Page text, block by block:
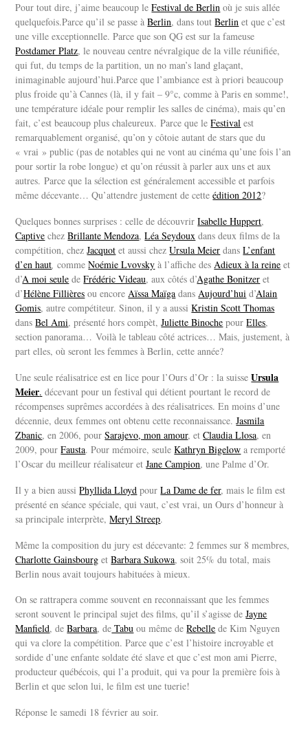
Pour tout dire, j’aime beaucoup leFestival de Berlin où je suis allée
quelquefois.Parce qu’il se passe àBerlin, dans toutBerlin et que c’est
une ville exceptionnelle. Parce que son QG est sur la fameuse
Postdamer Platz, le nouveau centre névralgique de la ville réunifiée,
qui fut, du temps de la partition, un no man’s land glaçant,
inimaginable aujourd’hui.Parce que l’ambiance est à priori beaucoup
plus froide qu’à Cannes (là, il y fait – 9°c, comme à Paris en somme!,
une température idéale pour remplir les salles de cinéma), mais qu’en
fait, c’est beaucoup plus chaleureux. Parce que leFestival est
remarquablement organisé, qu’on y côtoie autant de stars que du
« vrai » public (pas de notables qui ne vont au cinéma qu’une fois l’an
pour sortir la robe longue) et qu’on réussit à parler aux uns et aux
autres. Parce que la sélection est généralement accessible et parfois
même décevante… Qu’attendre justement de cetteédition 2012?
Quelques bonnes surprises : celle de découvrirIsabelle Huppert,
Captive chezBrillante Mendoza,Léa Seydoux dans deux films de la
compétition, chezJacquot et aussi chezUrsula Meier dansL’enfant
d’en haut,commeNoémie Lvovsky à l’affiche desAdieux à la reine et
d’A moi seule deFrédéric Videau, aux côtés d’Agathe Bonitzer et
d’Hélène Fillières ou encoreAïssa Maïga dansAujourd’hui d’Alain
Gomis, autre compétiteur. Sinon, il y a aussiKristin Scott Thomas
dansBel Ami, présenté hors compèt,Juliette Binoche pourElles,
section panorama… Voilà le tableau côté actrices… Mais, justement, à
part elles, où seront les femmes à Berlin, cette année?
Une seule réalisatrice est en lice pour l’Ours d’Or : la suisseUrsula
Meier. décevant pour un festival qui détient pourtant le record de
récompenses suprêmes accordées à des réalisatrices. En moins d’une
décennie, deux femmes ont obtenu cette reconnaissance.Jasmila
Zbanic, en 2006, pourSarajevo, mon amour, etClaudia Llosa, en
2009, pourFausta. Pour mémoire, seuleKathryn Bigelow a remporté
l’Oscar du meilleur réalisateur etJane Campion, une Palme d’Or.
Il y a bien aussiPhyllida Lloyd pourLa Dame de fer, mais le film est
présenté en séance spéciale, qui vaut, c’est vrai, un Ours d’honneur à
sa principale interprète,Meryl Streep.
Même la composition du jury est décevante: 2 femmes sur 8 membres,
Charlotte Gainsbourg etBarbara Sukowa, soit 25% du total, mais
Berlin nous avait toujours habituées à mieux.
On se rattrapera comme souvent en reconnaissant que les femmes
seront souvent le principal sujet des films, qu’il s’agisse deJayne
Manfield, deBarbara, de Tabu ou même deRebelle de Kim Nguyen
qui va clore la compétition. Parce que c’est l’histoire incroyable et
sordide d’une enfante soldate été slave et que c’est mon ami Pierre,
producteur québécois, qui l’a produit, qui va pour la première fois à
Berlin et que selon lui, le film est une tuerie!
Réponse le samedi 18 février au soir.